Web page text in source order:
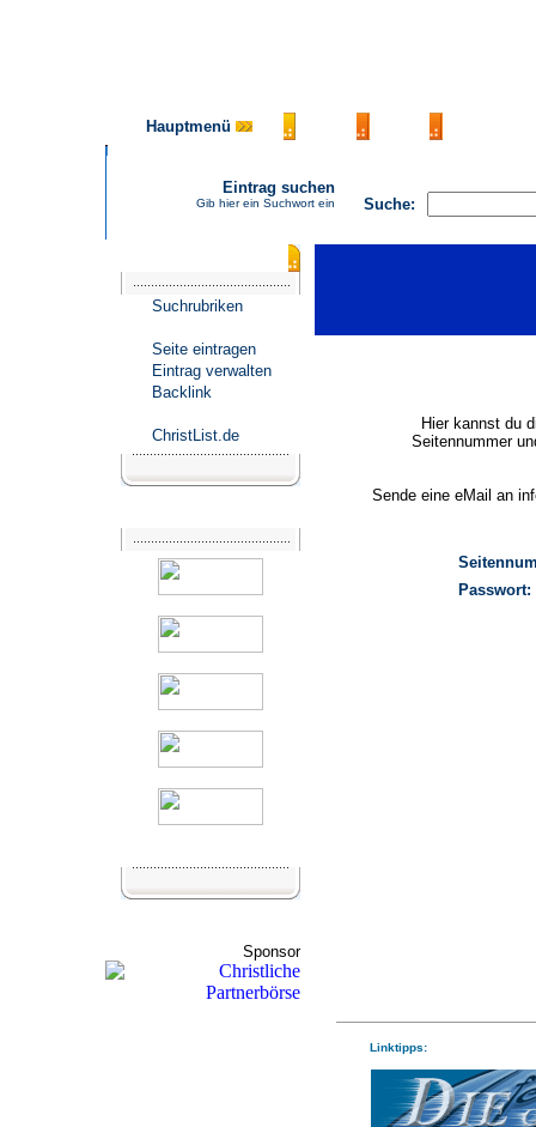
Hauptmenü
Suche:
Eintrag suchen
Gib hier ein Suchwort ein
Suchrubriken
Seite eintragen
Eintrag verwalten
Backlink
ChristList.de
Sponsor
Hier kannst du
Seitennummer
Sende eine eMail an
Passwort:
Linktipps: